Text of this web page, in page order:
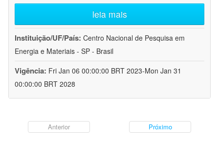
leia mais
Instituição/UF/País: Centro Nacional de Pesquisa em
Energia e Materiais - SP - Brasil
Vigência: Fri Jan 06 00:00:00 BRT 2023-Mon Jan 31
00:00:00 BRT 2028
Anterior Próximo